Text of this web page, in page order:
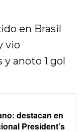
en Brasil
vio
anoto 1 gol
destacan en
President’s